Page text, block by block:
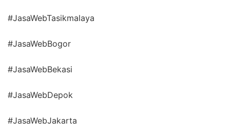
#JasaWebTasikmalaya
#JasaWebBogor
#JasaWebBekasi
#JasaWebDepok
#JasaWebJakarta